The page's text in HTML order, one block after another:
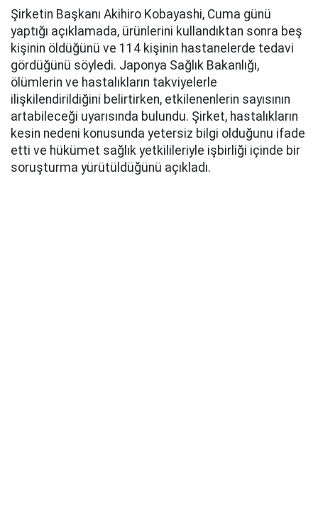
Şirketin Başkanı Akihiro Kobayashi, Cuma günü
yaptığı açıklamada, ürünlerini kullandıktan sonra beş
kişinin öldüğünü ve 114 kişinin hastanelerde tedavi
gördüğünü söyledi. Japonya Sağlık Bakanlığı,
ölümlerin ve hastalıkların takviyelerle
ilişkilendirildiğini belirtirken, etkilenenlerin sayısının
artabileceği uyarısında bulundu. Şirket, hastalıkların
kesin nedeni konusunda yetersiz bilgi olduğunu ifade
etti ve hükümet sağlık yetkilileriyle işbirliği içinde bir
soruşturma yürütüldüğünü açıkladı.